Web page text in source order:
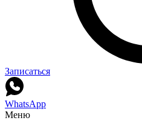
Записаться
WhatsApp
Меню